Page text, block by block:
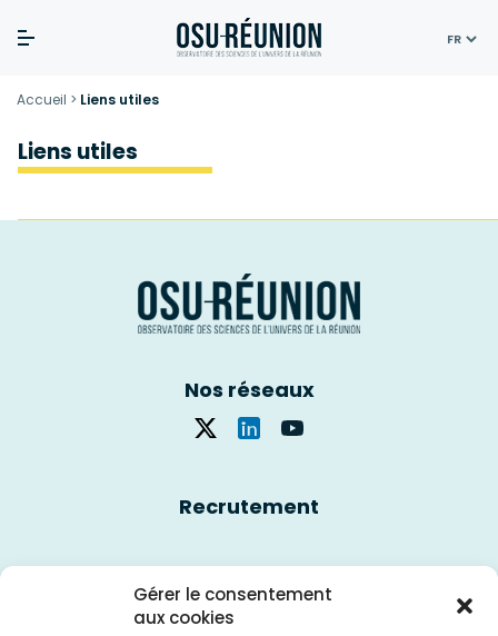
Gérer le consentement
aux cookies
to
content
Accueil > Liens utiles
Liens utiles
Nos réseaux
Recrutement